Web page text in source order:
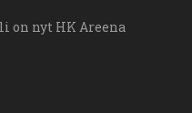
on nyt HK Areena